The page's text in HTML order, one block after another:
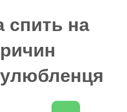
спить на